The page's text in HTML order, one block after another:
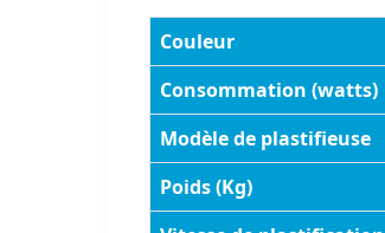
Couleur
Consommation (watts)
Modèle de plastifieuse
Poids (Kg)